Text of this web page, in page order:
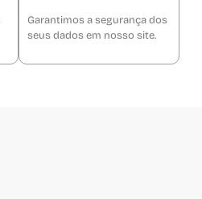
Garantimos a segurança dos
seus dados em nosso site.